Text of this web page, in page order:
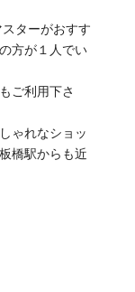
ターがおすす
方が１人でい
ご利用下さ
ゃれなショッ
橋駅からも近